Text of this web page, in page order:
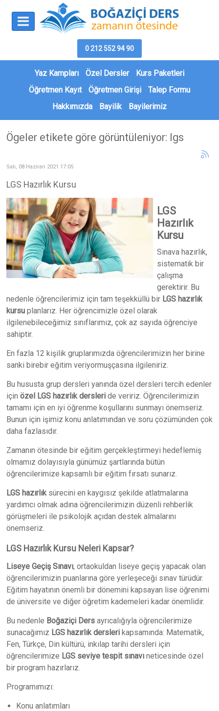
0 212 552 94 90
Yaz Kampları Özel Dersler
Kurs Paketleri
Öğretmen Kayıt
Öğretmen Girişi
Talep Formu
Hakkımızda
Bayilik Bayilerimiz
Ögeler etikete göre görüntüleniyor: lgs
Salı, 08 Haziran 2021 17:05
LGS Hazırlık Kursu
LGS
Hazırlık
Kursu
Sınava hazırlık,
sistematik bir
çalışma
gerektirir. Bu
nedenle öğrencilerimiz için tam teşekküllü bir LGS hazırlık
kursuplanlarız. Her öğrencimizle özel olarak
ilgilenebileceğimiz sınıflarımız, çok az sayıda öğrenciye
sahiptir.
En fazla 12 kişilik gruplarımızda öğrencilerimizin her birine
sanki birebir eğitim veriyormuşçasına ilgileniriz.
Bu hususta grup dersleri yanında özel dersleri tercih edenler
için özel LGS hazırlık dersleride veririz. Öğrencilerimizin
tamamı için en iyi öğrenme koşullarını sunmayı önemseriz.
Bunun için işimiz konu anlatımından ve soru çözümünden çok
daha fazlasıdır.
Zamanın ötesinde bir eğitim gerçekleştirmeyi hedeflemiş
olmamız dolayısıyla günümüz şartlarında bütün
öğrencilerimize kapsamlı bir eğitim fırsatı sunarız.
LGS hazırlıksürecini en kaygısız şekilde atlatmalarına
yardımcı olmak adına öğrencilerimizin düzenli rehberlik
görüşmeleri ile psikolojik açıdan destek almalarını
önemseriz.
LGS Hazırlık Kursu Neleri Kapsar?
Liseye Geçiş Sınavı, ortaokuldan liseye geçiş yapacak olan
öğrencilerimizin puanlarına göre yerleşeceği sınav türüdür.
Eğitim hayatının önemli bir dönemini kapsayan lise öğrenimi
de üniversite ve diğer öğretim kademeleri kadar önemlidir.
Bu nedenle Boğaziçi Dersayrıcalığıyla öğrencilerimize
sunacağımız LGS hazırlık derslerikapsamında: Matematik,
Fen, Türkçe, Din kültürü, inkılap tarihi dersleri için
öğrencilerimize LGS seviye tespit sınavıneticesinde özel
bir program hazırlarız.
Programımızı:
Konu anlatımları